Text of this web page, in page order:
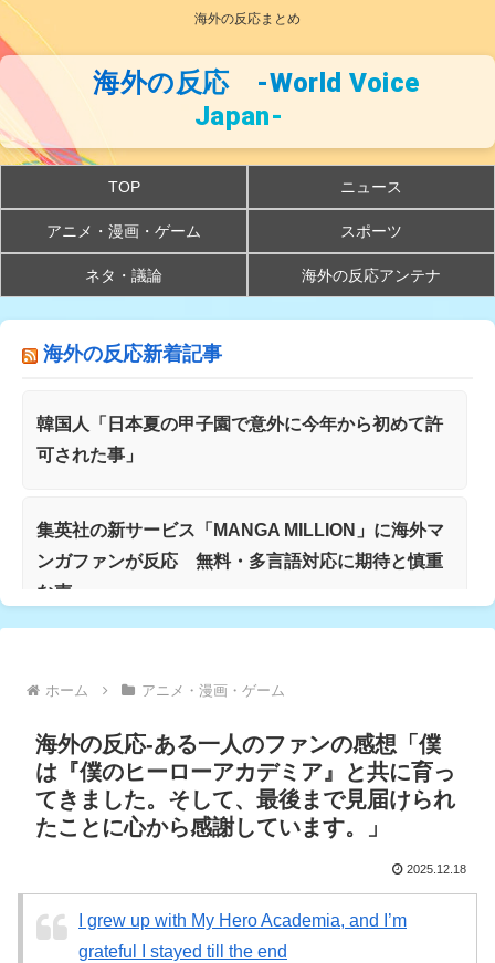
海外の反応まとめ
海外の反応 -World Voice
Japan-
TOP ニュース
アニメ・漫画・ゲーム スポーツ
ネタ・議論 海外の反応アンテナ
海外の反応新着記事
韓国人「日本夏の甲子園で意外に今年から初めて許
可された事」
集英社の新サービス「MANGA MILLION」に海外マ
ンガファンが反応 無料・多言語対応に期待と慎重
な声
る」精神科の現場が語る”治療が届かない”理由…
【衝撃】韓国人「日本のこの駅、電車が来る音がお
かしい」
韓国人「上半期輸出が初めて日本を上回った…AI半
導体が牽引で今年も4位狙える」
ホーム アニメ・漫画・ゲーム
海外の反応-ある一人のファンの感想「僕
は『僕のヒーローアカデミア』と共に育っ
てきました。そして、最後まで見届けられ
たことに心から感謝しています。」
2025.12.18
I grew up with My Hero Academia, and I’m
grateful I stayed till the end